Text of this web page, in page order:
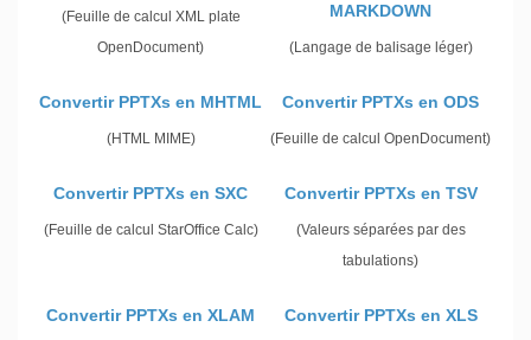
(Feuille de calcul XML plate
OpenDocument)
MARKDOWN
(Langage de balisage léger)
Convertir PPTXs en MHTML
(HTML MIME)
Convertir PPTXs en ODS
(Feuille de calcul OpenDocument)
Convertir PPTXs en SXC
(Feuille de calcul StarOffice Calc)
Convertir PPTXs en TSV
(Valeurs séparées par des
tabulations)
Convertir PPTXs en XLAM Convertir PPTXs en XLS